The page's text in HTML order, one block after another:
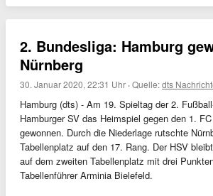
2. Bundesliga: Hamburg
Nürnberg
30. Januar 2020, 22:31 Uhr ·Quelle:dts
Hamburg (dts) - Am 19. Spieltag der 2.
Hamburger SV das Heimspiel gegen den 1.
gewonnen. Durch die Niederlage rutschte
Tabellenplatz auf den 17. Rang. Der HSV
auf dem zweiten Tabellenplatz mit drei
Tabellenführer Arminia Bielefeld.